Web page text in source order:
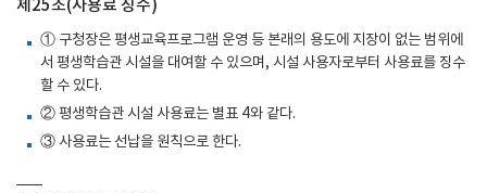
제25조(사용료 징수)
① 구청장은 평생교육프로그램 운영 등 본래의 용도에 지장이 없는 범위에
서 평생학습관 시설을 대여할 수 있으며, 시설 사용자로부터 사용료를 징수
할 수 있다.
② 평생학습관 시설 사용료는 별표 4와 같다.
③ 사용료는 선납을 원칙으로 한다.